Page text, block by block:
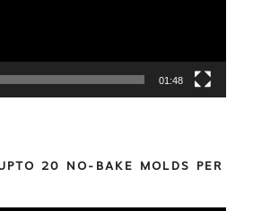
01:48
20 NO-BAKE MOLDS PER